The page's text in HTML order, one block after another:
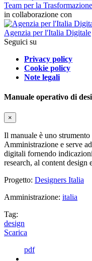
Team per la
in collaborazione con
Agenzia per l'Italia Digitale
Seguici su
Privacy policy
Cookie policy
Note legali
Manuale operativo di
×
Il manuale è uno
Amministrazione e serve
digitali fornendo
research, al content design
Progetto: Designers Italia
Amministrazione: italia
Tag:
design
Scarica
pdf